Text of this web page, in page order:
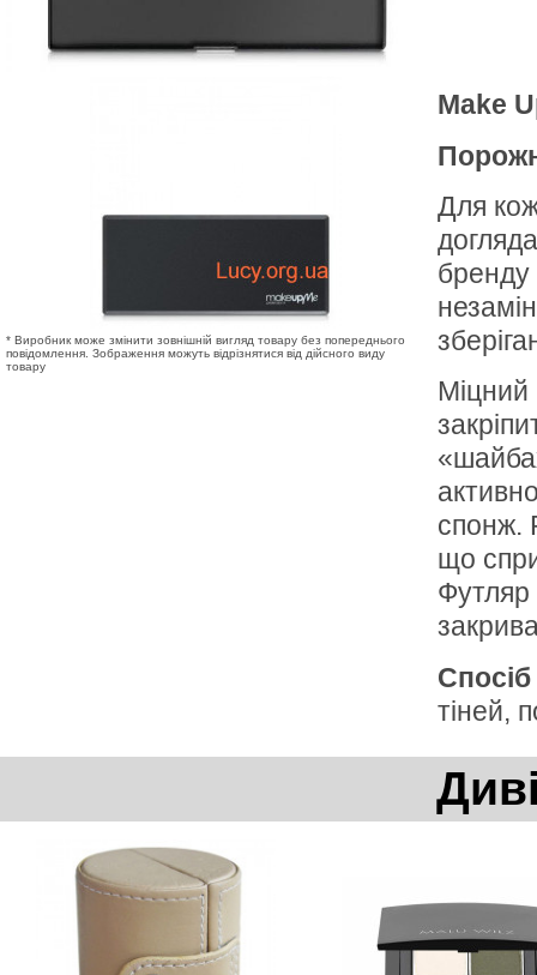
* Виробник може змінити зовнішній вигляд товару без попереднього
повідомлення. Зображення можуть відрізнятися від дійсного виду
товару
Make
Для
бренду
Міцний
спонж.
що
Футляр
тіней,